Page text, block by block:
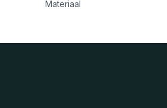
Materiaal